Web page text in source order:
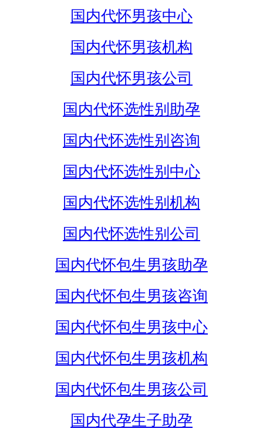
国内代怀男孩中心
国内代怀男孩机构
国内代怀男孩公司
国内代怀选性别助孕
国内代怀选性别咨询
国内代怀选性别中心
国内代怀选性别机构
国内代怀选性别公司
国内代怀包生男孩助孕
国内代怀包生男孩咨询
国内代怀包生男孩中心
国内代怀包生男孩机构
国内代怀包生男孩公司
国内代孕生子助孕